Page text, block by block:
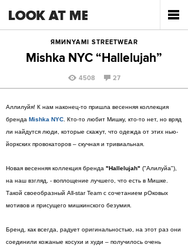
ЯМИNYAMI STREETWEAR
Mishka NYC “Hallelujah”
4508 27
Аллилуйя! К нам наконец-то пришла весенняя коллекция
бренда Mishka NYC . Кто-то любит Мишку, кто-то нет, но вряд
ли найдутся люди, которые скажут, что одежда от этих нью-
йоркских провокаторов – скучная и тривиальная.
Новая весенняя коллекция бренда "Hallelujah" ("Алилуйа"),
на наш взгляд, - воплощение лучшего, что есть в Мишке.
Такой своеобразный All-star Team c сочетанием рОковых
мотивов и присущего мишкинского безумия.
Бренд, как всегда, радует оригинальностью, на этот раз они
соединили кожаные косухи и худи – получилось очень